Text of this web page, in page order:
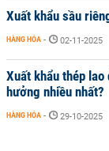
Xuất khẩu sầu
HÀNG HÓA - 02-11-2025
Xuất khẩu thép
hưởng nhiều nhất?
HÀNG HÓA - 29-10-2025